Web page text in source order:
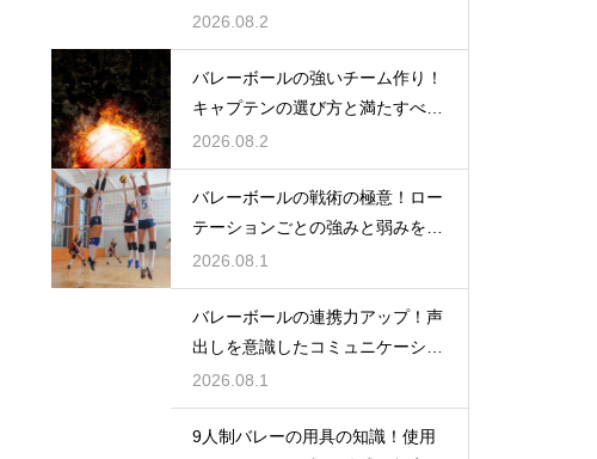
ュー
2026.08.2
バレーボールの強いチーム作り！
キャプテンの選び方と満たすべき
基準
2026.08.2
バレーボールの戦術の極意！ロー
テーションごとの強みと弱みを徹
底分析
2026.08.1
バレーボールの連携力アップ！声
出しを意識したコミュニケーショ
ン練習
2026.08.1
9人制バレーの用具の知識！使用